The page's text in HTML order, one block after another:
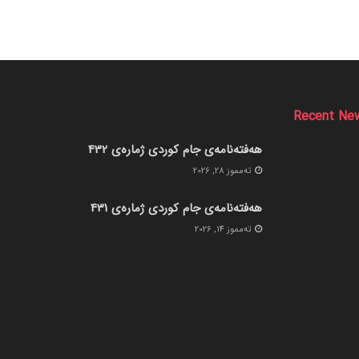
Recent
هەفتەنامەی جام کوردی ژمارەی 432
ته‌مموز 28, 2026
هەفتەنامەی جام کوردی ژمارەی 431
ته‌مموز 14, 2026